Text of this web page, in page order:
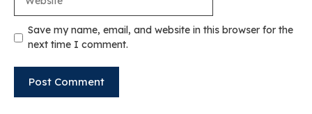
Save my name, email, and website in this browser for the
next time I comment.